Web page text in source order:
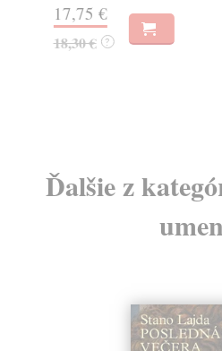
17,75 €
18,30 € ?
Ďalšie z